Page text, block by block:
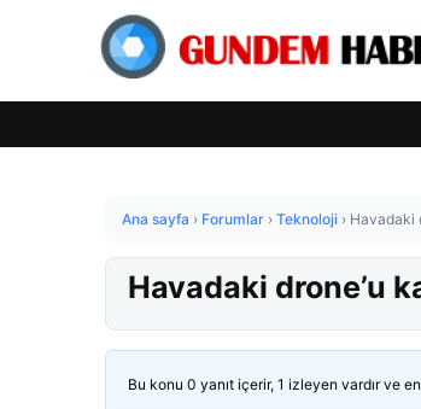
Ana sayfa › Forumlar › Teknoloji › Havadaki
Havadaki drone’u
Bu konu 0 yanıt içerir, 1 izleyen vardır ve